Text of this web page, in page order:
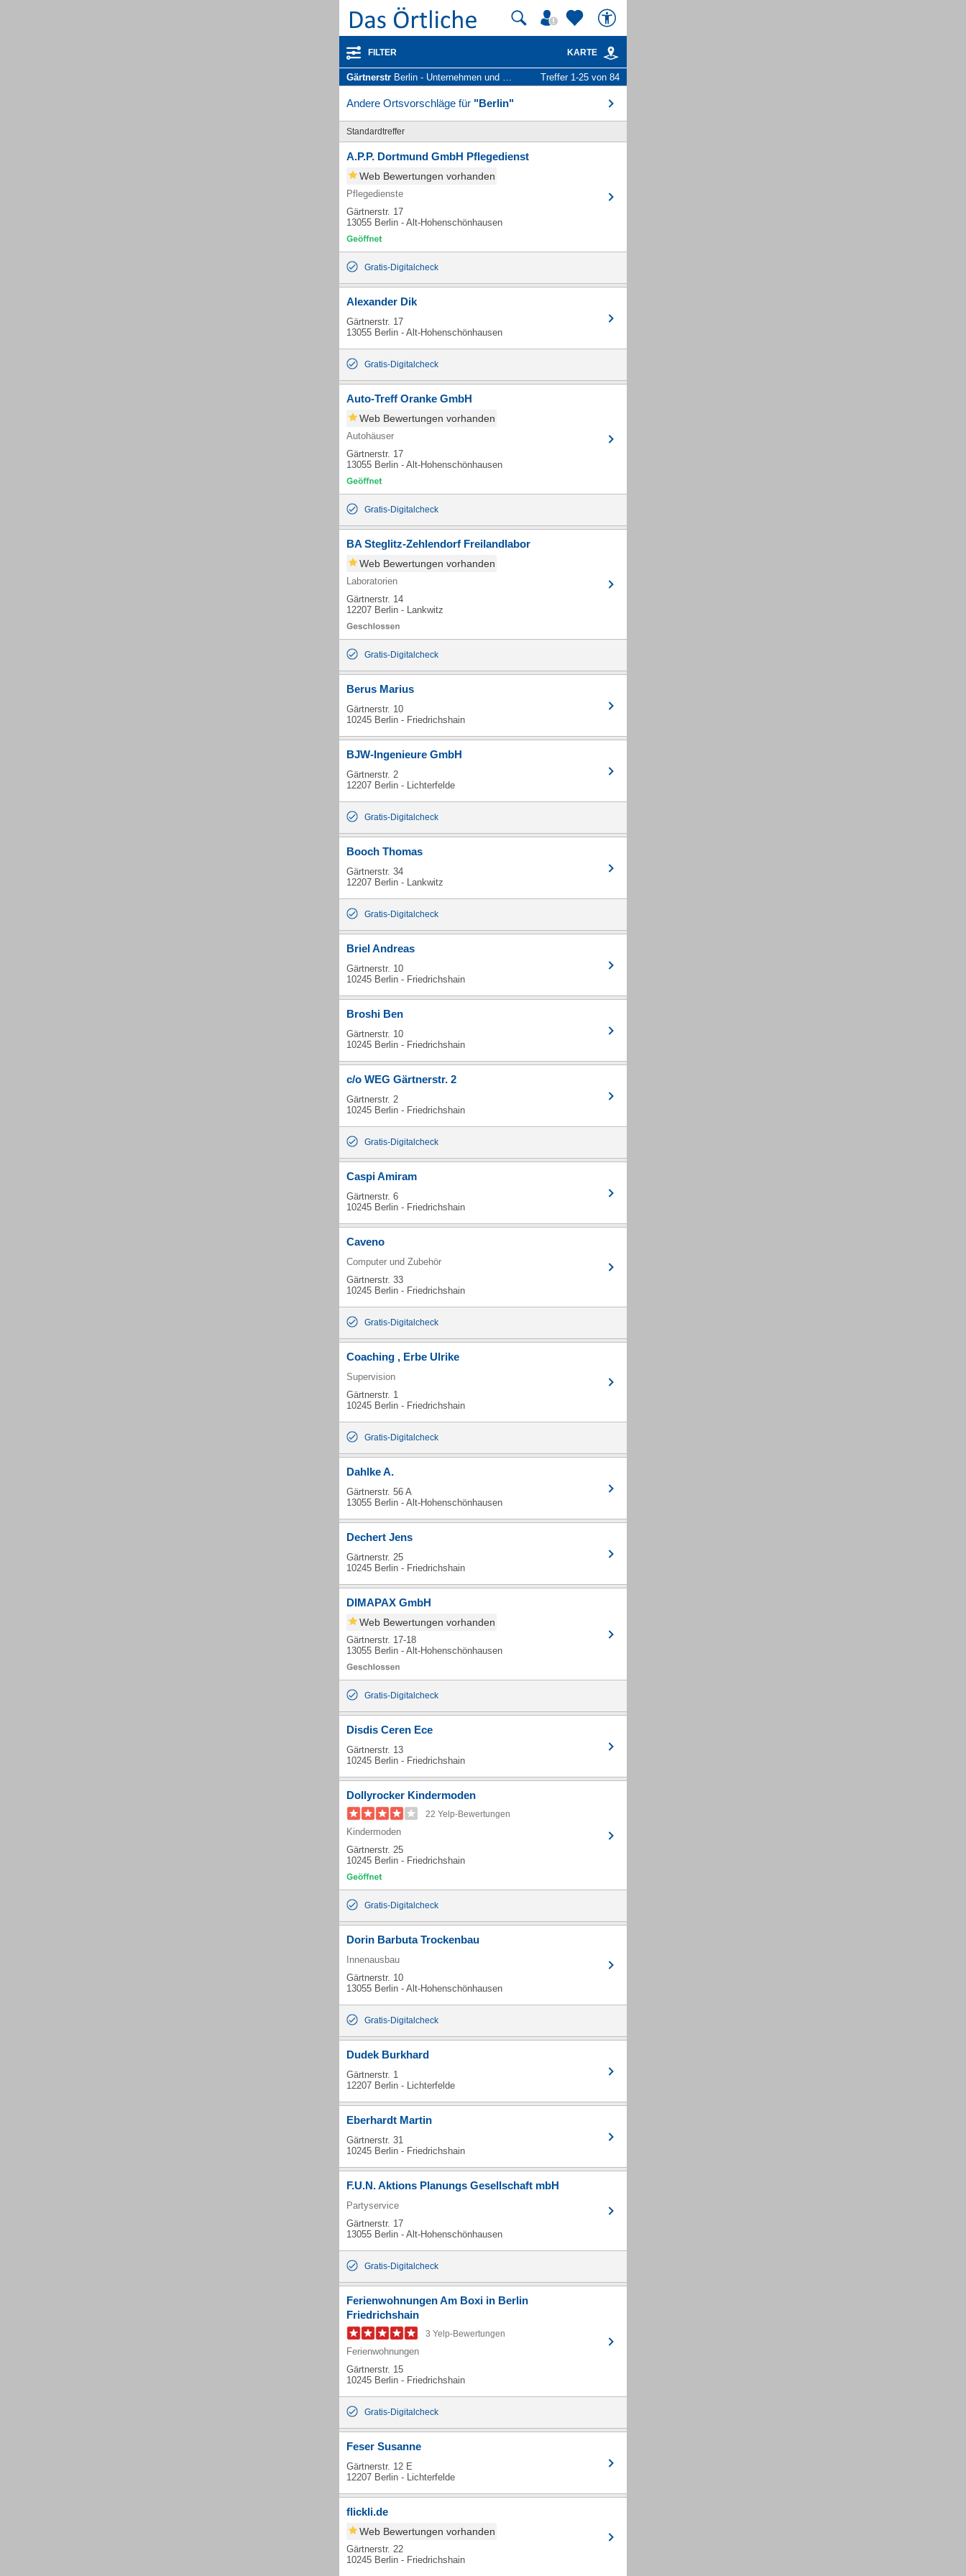
FILTER KARTE
Gärtnerstr Berlin - Unternehmen und Personen Treffer 1-25 von 84
Andere Ortsvorschläge für "Berlin"
Standardtreffer
A.P.P. Dortmund GmbH Pflegedienst
Web Bewertungen vorhanden
Pflegedienste
Gärtnerstr. 17
13055 Berlin - Alt-Hohenschönhausen
Gratis-Digitalcheck
Alexander Dik
Gärtnerstr. 17
13055 Berlin - Alt-Hohenschönhausen
Gratis-Digitalcheck
Auto-Treff Oranke GmbH
Web Bewertungen vorhanden
Autohäuser
Gärtnerstr. 17
13055 Berlin - Alt-Hohenschönhausen
Gratis-Digitalcheck
BA Steglitz-Zehlendorf Freilandlabor
Web Bewertungen vorhanden
Laboratorien
Gärtnerstr. 14
12207 Berlin - Lankwitz
Gratis-Digitalcheck
Berus Marius
Gärtnerstr. 10
10245 Berlin - Friedrichshain
BJW-Ingenieure GmbH
Gärtnerstr. 2
12207 Berlin - Lichterfelde
Gratis-Digitalcheck
Booch Thomas
Gärtnerstr. 34
12207 Berlin - Lankwitz
Gratis-Digitalcheck
Briel Andreas
Gärtnerstr. 10
10245 Berlin - Friedrichshain
Broshi Ben
Gärtnerstr. 10
10245 Berlin - Friedrichshain
c/o WEG Gärtnerstr. 2
Gärtnerstr. 2
10245 Berlin - Friedrichshain
Gratis-Digitalcheck
Caspi Amiram
Gärtnerstr. 6
10245 Berlin - Friedrichshain
Caveno
Computer und Zubehör
Gärtnerstr. 33
10245 Berlin - Friedrichshain
Gratis-Digitalcheck
Coaching , Erbe Ulrike
Supervision
Gärtnerstr. 1
10245 Berlin - Friedrichshain
Gratis-Digitalcheck
Dahlke A.
Gärtnerstr. 56 A
13055 Berlin - Alt-Hohenschönhausen
Dechert Jens
Gärtnerstr. 25
10245 Berlin - Friedrichshain
DIMAPAX GmbH
Web Bewertungen vorhanden
Gärtnerstr. 17-18
13055 Berlin - Alt-Hohenschönhausen
Gratis-Digitalcheck
Disdis Ceren Ece
Gärtnerstr. 13
10245 Berlin - Friedrichshain
Dollyrocker Kindermoden
22 Yelp-Bewertungen
Kindermoden
Gärtnerstr. 25
10245 Berlin - Friedrichshain
Gratis-Digitalcheck
Dorin Barbuta Trockenbau
Innenausbau
Gärtnerstr. 10
13055 Berlin - Alt-Hohenschönhausen
Gratis-Digitalcheck
Dudek Burkhard
Gärtnerstr. 1
12207 Berlin - Lichterfelde
Eberhardt Martin
Gärtnerstr. 31
10245 Berlin - Friedrichshain
F.U.N. Aktions Planungs Gesellschaft mbH
Partyservice
Gärtnerstr. 17
13055 Berlin - Alt-Hohenschönhausen
Gratis-Digitalcheck
Ferienwohnungen Am Boxi in Berlin
Friedrichshain
3 Yelp-Bewertungen
Ferienwohnungen
Gärtnerstr. 15
10245 Berlin - Friedrichshain
Gratis-Digitalcheck
Feser Susanne
Gärtnerstr. 12 E
12207 Berlin - Lichterfelde
flickli.de
Web Bewertungen vorhanden
Gärtnerstr. 22
10245 Berlin - Friedrichshain